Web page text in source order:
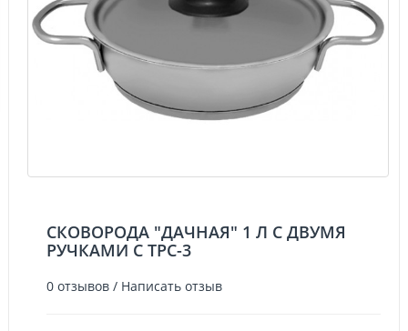
СКОВОРОДА "ДАЧНАЯ" 1 Л С ДВУМЯ
РУЧКАМИ С ТРС-3
0 отзывов / Написать отзыв